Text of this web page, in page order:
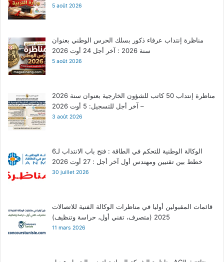
5 août 2026
مناظرة إنتداب عرفاء ذكور بسلك الحرس الوطني بعنوان
سنة 2026 : آخر أجل 24 أوت 2026
5 août 2026
مناظرة إنتداب 50 كاتب للشؤون الخارجية بعنوان سنة 2026
– آخر أجل للتسجيل: 5 أوت 2026
3 août 2026
الوكالة الوطنية للتحكم في الطاقة : فتح باب الانتداب لـ6
خطط بين تقنيين ومهندس أول آخر أجل : 27 أوت 2026
30 juillet 2026
قائمات المقبولين أوليا في مناظرات الوكالة الفنية للاتصالات
2025 (متصرف، تقني أول، حراسة وتنظيف)
11 mars 2026